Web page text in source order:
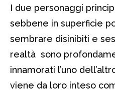
I due personaggi
sebbene in superficie
sembrare disinibiti e
realtà sono
innamorati l’uno
viene da loro inteso